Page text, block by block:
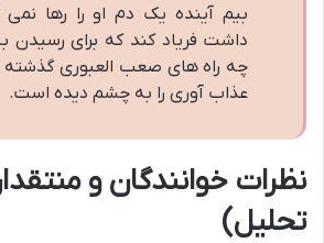
بیم آینده یک دم او را رها
داشت فریاد کند که برای رسیدن
چه راه های صعب العبوری گذشته
عذاب آوری را به چشم دیده است.
نظرات خوانندگان و
تحلیل)